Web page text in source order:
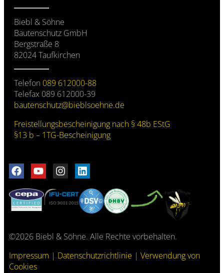
Biebl & Söhne
Bautenschutz GmbH
Bergstraße 8
82024 Taufkirchen
Telefon 089 612000-88
Telefax 089 612000-39
bautenschutz@bieblsoehne.de
Freistellungs­bescheinigung nach § 48b EStG
§13 b – 1TG-Bescheinigung
©2026 Biebl & Söhne. Alle Rechte vorbehalten.
Impressum | Datenschutzrichtlinie | Verwendung von
Cookies